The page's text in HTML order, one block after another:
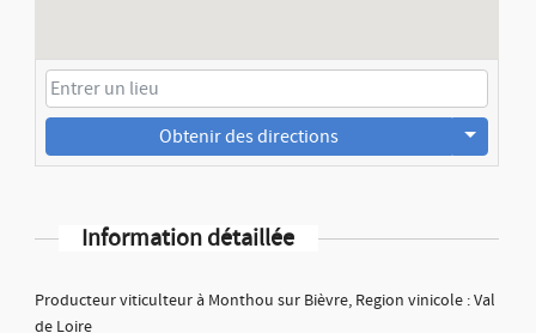
Obtenir des directions
Information détaillée
Producteur viticulteur à Monthou sur Bièvre, Region vinicole : Val
de Loire